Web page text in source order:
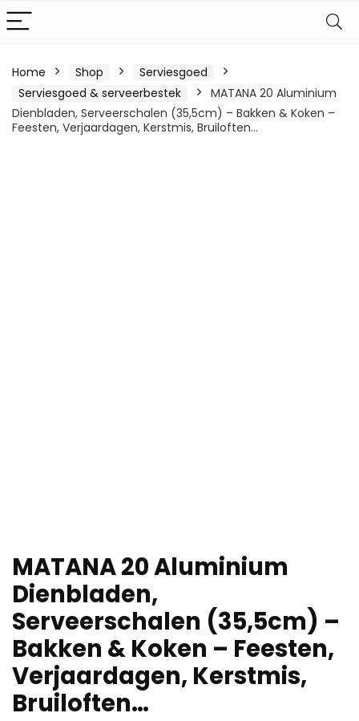
Home Shop
Serviesgoed
Serviesgoed & serveerbestek
MATANA 20 Aluminium
Dienbladen, Serveerschalen (35,5cm) – Bakken & Koken –
Feesten, Verjaardagen, Kerstmis, Bruiloften…
MATANA 20 Aluminium
Dienbladen,
Serveerschalen (35,5cm) –
Bakken & Koken – Feesten,
Verjaardagen, Kerstmis,
Bruiloften…